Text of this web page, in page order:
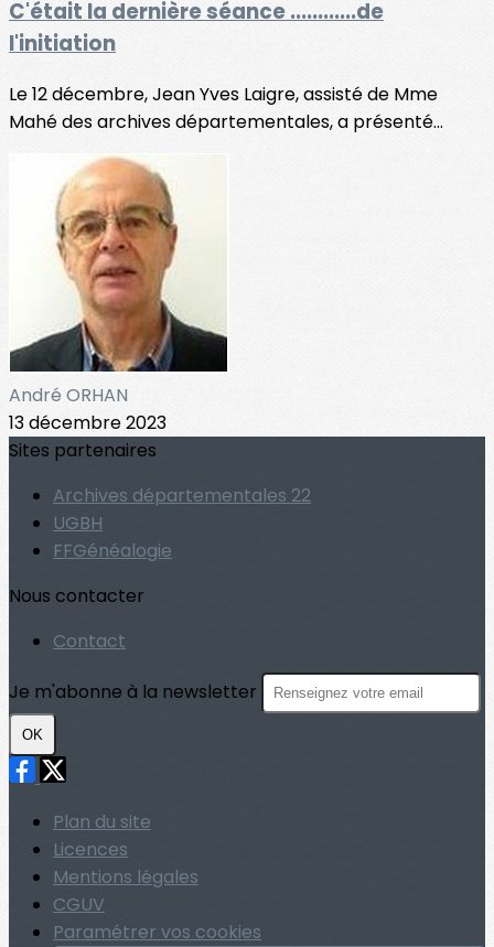
C'était la dernière séance ............de
l'initiation
Le 12 décembre, Jean Yves Laigre, assisté de Mme
Mahé des archives départementales, a présenté...
André ORHAN
13 décembre 2023
Sites partenaires
Archives départementales 22
UGBH
FFGénéalogie
Nous contacter
Contact
Je m'abonne à la newsletter
OK
Plan du site
Licences
Mentions légales
CGUV
Paramétrer vos cookies